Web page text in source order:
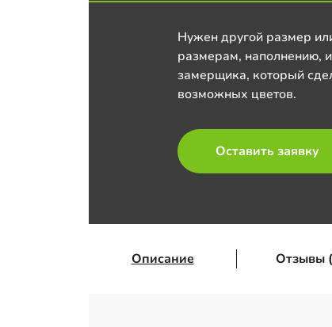
Нужен другой размер
размерам, наполнению,
замерщика, который
возможных цветов.
Оставить заявку
Описание Отзывы